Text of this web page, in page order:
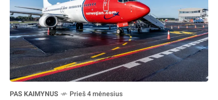
PAS KAIMYNUS Prieš 4 mėnesius